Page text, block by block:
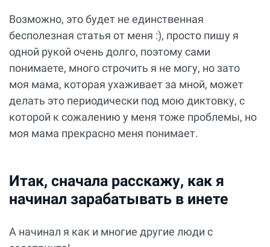
Возможно, это будет не единственная
бесполезная статья от меня :), просто пишу я
одной рукой очень долго, поэтому сами
понимаете, много строчить я не могу, но зато
моя мама, которая ухаживает за мной, может
делать это периодически под мою диктовку, с
которой к сожалению у меня тоже проблемы, но
моя мама прекрасно меня понимает.
Итак, сначала расскажу, как я
начинал зарабатывать в инете
А начинал я как и многие другие люди с